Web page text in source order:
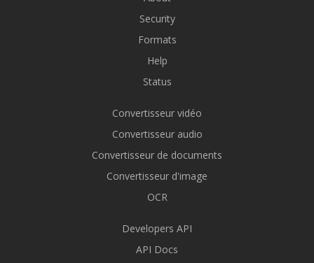
Security
Formats
Help
Status
Convertisseur vidéo
Convertisseur audio
Convertisseur de documents
Convertisseur d'image
OCR
Developers API
API Docs